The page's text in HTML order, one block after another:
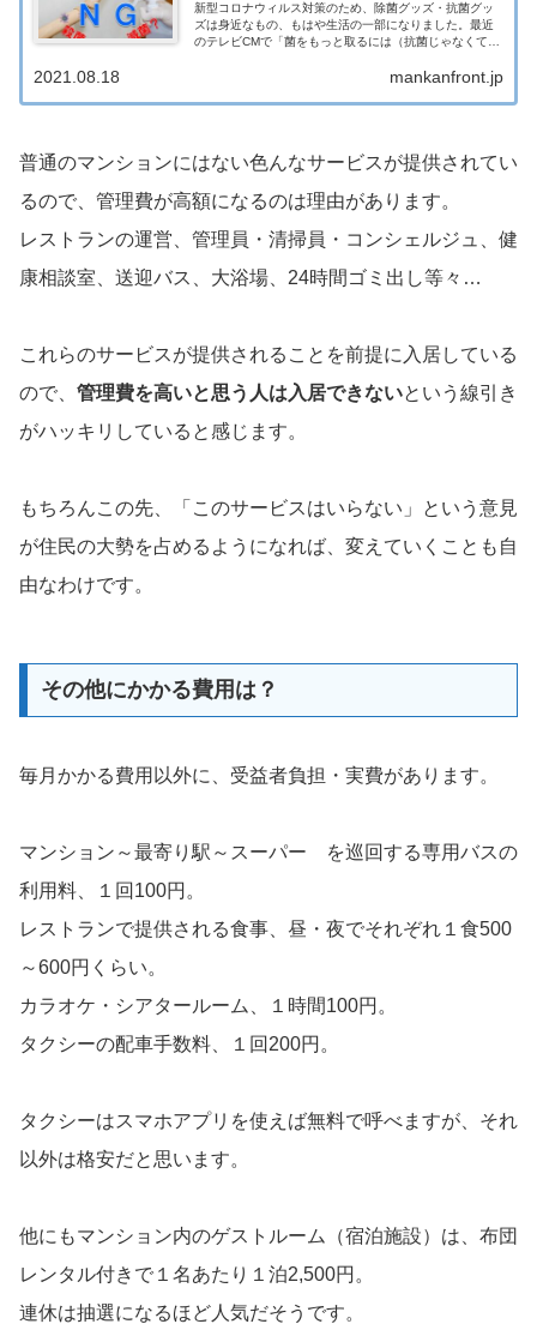
新型コロナウィルス対策のため、除菌グッズ・抗菌グッ
ズは身近なもの、もはや生活の一部になりました。最近
のテレビCMで「菌をもっと取るには（抗菌じゃなくて）
mankanfront.jp
2021.08.18
普通のマンションにはない色んなサービスが提供されてい
るので、管理費が高額になるのは理由があります。
レストランの運営、管理員・清掃員・コンシェルジュ、健
康相談室、送迎バス、大浴場、24時間ゴミ出し等々…
これらのサービスが提供されることを前提に入居している
ので、 管理費を高いと思う人は入居できないという線引き
がハッキリしていると感じます。
もちろんこの先、「このサービスはいらない」という意見
が住民の大勢を占めるようになれば、変えていくことも自
由なわけです。
その他にかかる費用は？
毎月かかる費用以外に、受益者負担・実費があります。
マンション～最寄り駅～スーパー を巡回する専用バスの
利用料、１回100円。
レストランで提供される食事、昼・夜でそれぞれ１食500
～600円くらい。
カラオケ・シアタールーム、１時間100円。
タクシーの配車手数料、１回200円。
タクシーはスマホアプリを使えば無料で呼べますが、それ
以外は格安だと思います。
他にもマンション内のゲストルーム（宿泊施設）は、布団
レンタル付きで１名あたり１泊2,500円。
連休は抽選になるほど人気だそうです。